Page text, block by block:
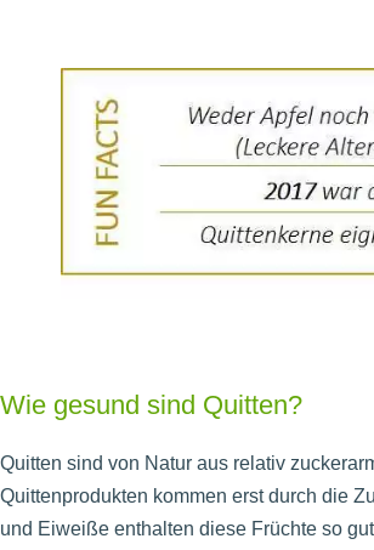
Wie gesund sind Quitten?
Quitten sind von Natur aus relativ
Quittenprodukten kommen erst durch die
und Eiweiße enthalten diese Früchte so